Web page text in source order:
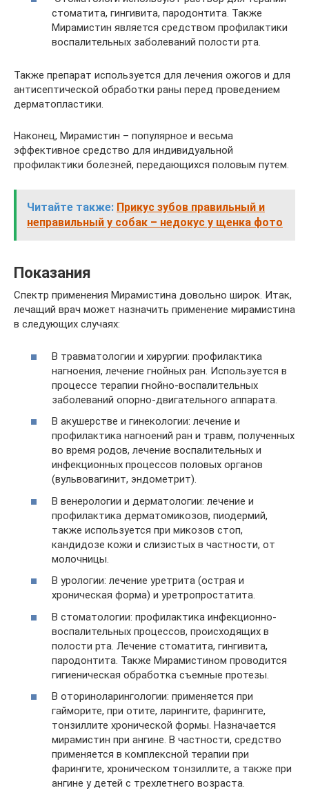
стоматита, гингивита, пародонтита. Также
Мирамистин является средством профилактики
воспалительных заболеваний полости рта.
Также препарат используется для лечения ожогов и для
антисептической обработки раны перед проведением
дерматопластики.
Наконец, Мирамистин – популярное и весьма
эффективное средство для индивидуальной
профилактики болезней, передающихся половым путем.
Читайте также: Прикус зубов правильный и
неправильный у собак – недокус у щенка фото
Показания
Спектр применения Мирамистина довольно широк. Итак,
лечащий врач может назначить применение мирамистина
в следующих случаях:
В травматологии и хирургии: профилактика
нагноения, лечение гнойных ран. Используется в
процессе терапии гнойно-воспалительных
заболеваний опорно-двигательного аппарата.
В акушерстве и гинекологии: лечение и
профилактика нагноений ран и травм, полученных
во время родов, лечение воспалительных и
инфекционных процессов половых органов
(вульвовагинит, эндометрит).
В венерологии и дерматологии: лечение и
профилактика дерматомикозов, пиодермий,
также используется при микозов стоп,
кандидозе кожи и слизистых в частности, от
молочницы.
В урологии: лечение уретрита (острая и
хроническая форма) и уретропростатита.
В стоматологии: профилактика инфекционно-
воспалительных процессов, происходящих в
полости рта. Лечение стоматита, гингивита,
пародонтита. Также Мирамистином проводится
гигиеническая обработка съемные протезы.
В оториноларингологии: применяется при
гайморите, при отите, ларингите, фарингите,
тонзиллите хронической формы. Назначается
мирамистин при ангине. В частности, средство
применяется в комплексной терапии при
фарингите, хроническом тонзиллите, а также при
ангине у детей с трехлетнего возраста.